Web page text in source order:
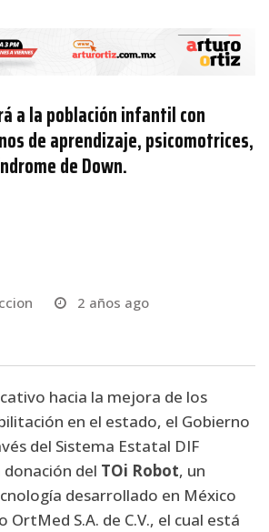
a la población infantil con
de aprendizaje, psicomotrices,
de Down.
2 años ago
hacia la mejora de los
en el estado, el Gobierno
del Sistema Estatal DIF
donación del TOi Robot, un
desarrollado en México
S.A. de C.V., el cual está